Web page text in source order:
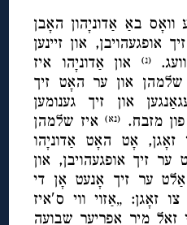
וואָס באַ אַדוניָהון האָבן
אופגעהויבן, און זיינען
(נ)
און אַדוניָהו איז
און ער האָט זיך
און זיך גענומען
מזבח.
(נא)איז שלמהן
זאָגן, אָט האָט אַדוניָהו
זיך אופגעהויבן, און
ער זיך אָנעט אָן די
זאָגן: „אַזוי ווי ס′איז
זאָל מיר אַפריער שבועה